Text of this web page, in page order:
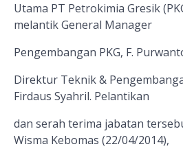
Utama PT Petrokimia Gresik
melantik General Manager
Pengembangan PKG, F.
Direktur Teknik &
Firdaus Syahril. Pelantikan
dan serah terima jabatan
Wisma Kebomas (22/04/2014),